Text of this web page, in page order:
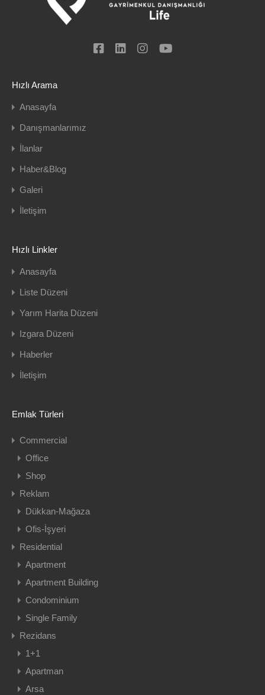
Hızlı Arama
Anasayfa
Danışmanlarımız
İlanlar
Haber&Blog
Galeri
İletişim
Hızlı Linkler
Anasayfa
Liste Düzeni
Yarım Harita Düzeni
Izgara Düzeni
Haberler
İletişim
Emlak Türleri
Commercial
Office
Shop
Reklam
Dükkan-Mağaza
Ofis-İşyeri
Residential
Apartment
Apartment Building
Condominium
Single Family
Rezidans
1+1
Apartman
Arsa